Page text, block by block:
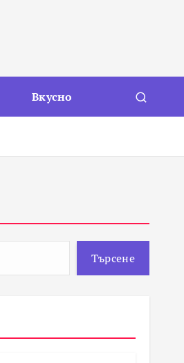
Вкусно
Търсене